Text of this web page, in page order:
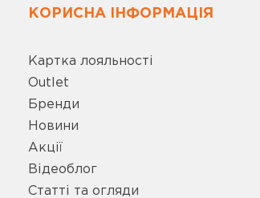
КОРИСНА ІНФОРМАЦІЯ
Картка лояльності
Outlet
Бренди
Новини
Акції
Відеоблог
Статті та огляди